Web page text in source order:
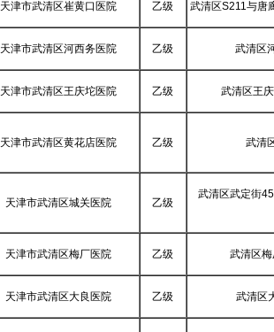
天津市武清区崔黄口医院 乙级 武清区S211与唐
天津市武清区河西务医院 乙级 武清区
天津市武清区王庆坨医院 乙级 武清区王
天津市武清区黄花店医院 乙级 武清
天津市武清区城关医院 乙级
武清区武定街
天津市武清区梅厂医院 乙级 武清区
天津市武清区大良医院 乙级 武清区